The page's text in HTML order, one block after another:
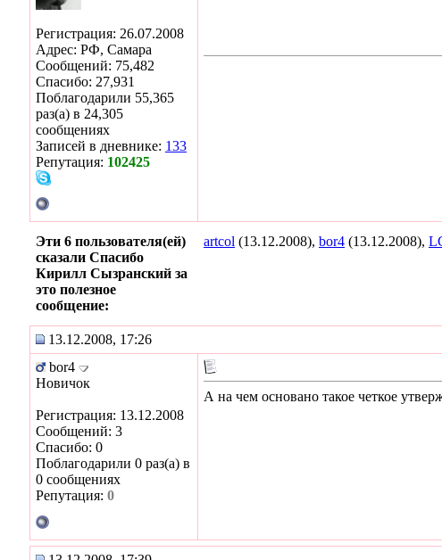
Регистрация: 26.07.2008
Адрес: РФ, Самара
Сообщений: 75,482
Спасибо: 27,931
Поблагодарили 55,365
раз(а) в 24,305
сообщениях
Записей в дневнике: 133
Репутация: 102425
Эти 6 пользователя(ей)
сказали Спасибо
Кирилл Сызранский за
это полезное
сообщение:
artcol (13.12.2008), bor4 (13.12.2008),
13.12.2008, 17:26
bor4
Новичок
Регистрация: 13.12.2008
Сообщений: 3
Спасибо: 0
Поблагодарили 0 раз(а) в
0 сообщениях
Репутация: 0
А на чем основано такое четкое